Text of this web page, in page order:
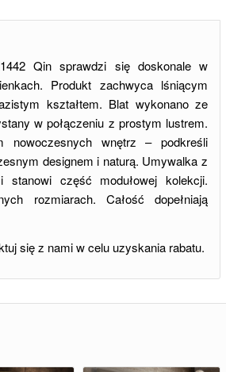
Qin sprawdzi się doskonale w
Produkt zachwyca lśniącym
kształtem. Blat wykonano ze
w połączeniu z prostym lustrem.
nowoczesnych wnętrz – podkreśli
designem i naturą. Umywalka z
część modułowej kolekcji.
rozmiarach. Całość dopełniają
się z nami w celu uzyskania rabatu.